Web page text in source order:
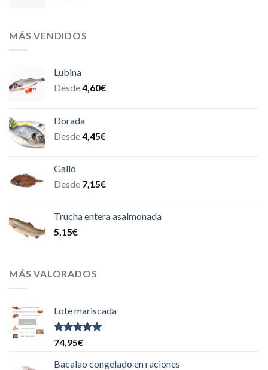
MÁS VENDIDOS
Lubina
Desde4,60€
Dorada
Desde4,45€
Gallo
Desde 7,15€
Trucha entera asalmonada
5,15€
MÁS VALORADOS
Lote mariscada
Valorado
con
5
74,95€
Bacalao congelado en raciones